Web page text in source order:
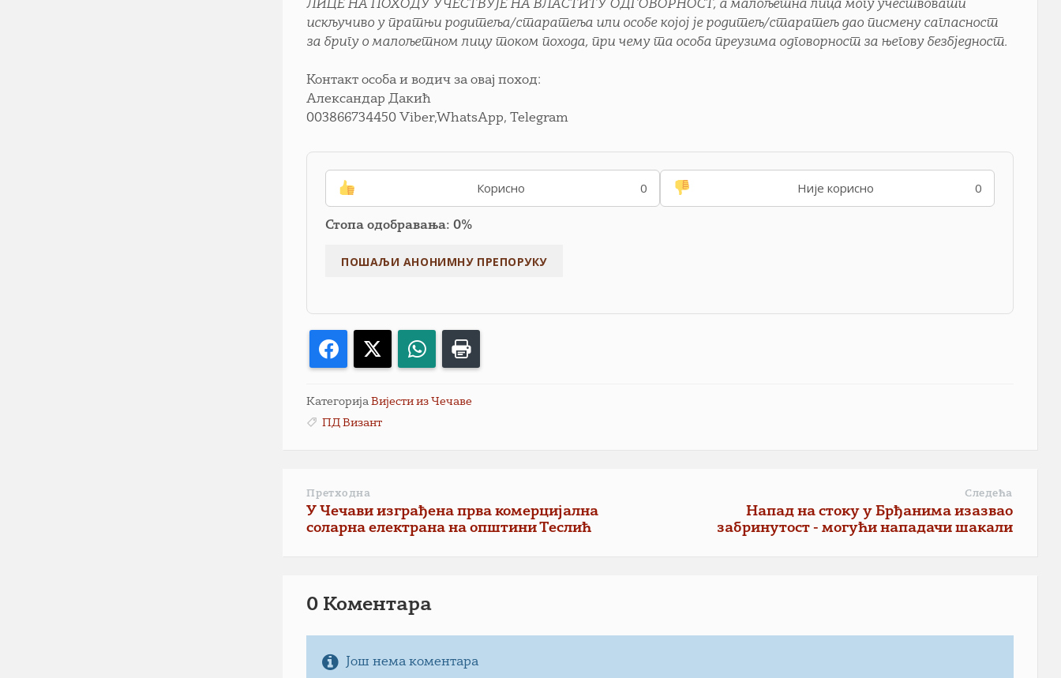
ЛИЦЕ НА ПОХОДУ УЧЕСТВУЈЕ НА ВЛАСТИТУ ОДГОВОРНОСТ, а малољетна лица могу учествовати
искључиво у пратњи родитеља/старатеља или особе којој је родитељ/старатељ дао писмену сагласност
за бригу о малољетном лицу током похода, при чему та особа преузима одговорност за његову безбједност.
Контакт особа и водич за овај поход:
Александар Дакић
003866734450 Viber,WhatsApp, Telegram
Корисно 0 Није корисно 0
Стопа одобравања: 0%
Facebook WhatsApp
КатегоријаВијести из Чечаве
ПД Визант
Претходна
У Чечави изграђена прва комерцијална
соларна електрана на општини Теслић
Следећа
Напад на стоку у Брђанима изазвао
забринутост - могући нападачи шакали
0 Коментарa
Још нема коментара